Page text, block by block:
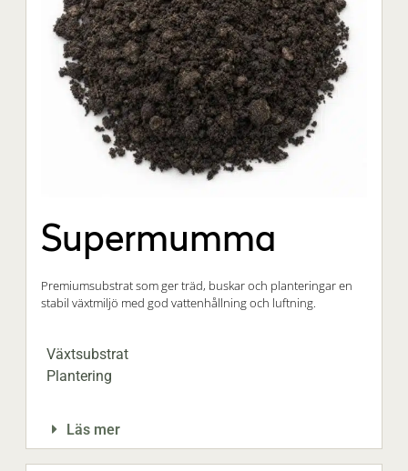
Supermumma
Premiumsubstrat som ger träd, buskar och planteringar en
stabil växtmiljö med god vattenhållning och luftning.
Växtsubstrat
Plantering
Läs mer